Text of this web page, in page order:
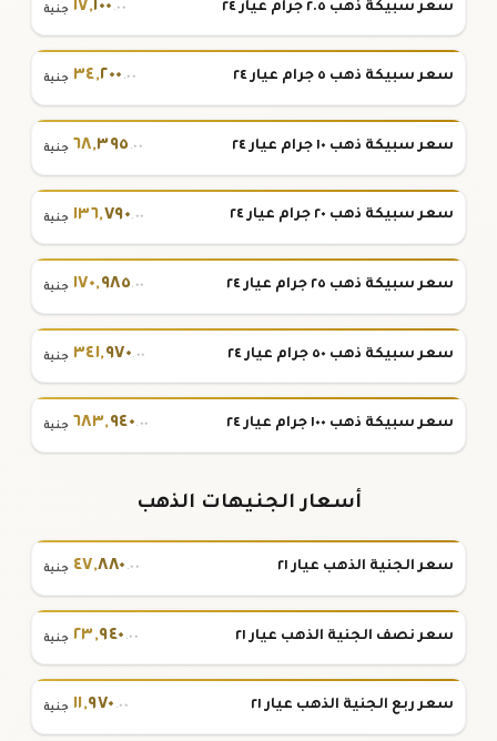
سعر سبيكة ذهب ٢.٥ جرام عيار ٢٤ ١٧,١٠٠ .٠٠ جنية
سعر سبيكة ذهب ٥ جرام عيار ٢٤ ٣٤,٢٠٠ .٠٠ جنية
سعر سبيكة ذهب ١٠ جرام عيار ٢٤ ٦٨,٣٩٥ .٠٠ جنية
سعر سبيكة ذهب ٢٠ جرام عيار ٢٤ ١٣٦,٧٩٠.٠٠ جنية
سعر سبيكة ذهب ٢٥ جرام عيار ٢٤ ١٧٠,٩٨٥.٠٠ جنية
سعر سبيكة ذهب ٥٠ جرام عيار ٢٤ ٣٤١,٩٧٠.٠٠ جنية
سعر سبيكة ذهب ١٠٠ جرام عيار ٢٤ ٦٨٣,٩٤٠.٠٠ جنية
أسعار الجنيهات الذهب
سعر الجنية الذهب عيار ٢١ ٤٧,٨٨٠ .٠٠ جنية
سعر نصف الجنية الذهب عيار ٢١ ٢٣,٩٤٠ .٠٠ جنية
سعر ربع الجنية الذهب عيار ٢١ ١١,٩٧٠ .٠٠ جنية